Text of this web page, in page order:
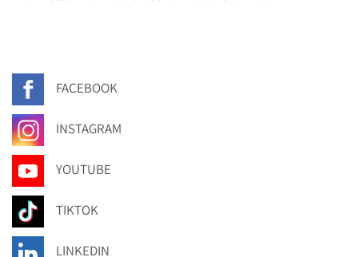
FACEBOOK
INSTAGRAM
YOUTUBE
TIKTOK
LINKEDIN